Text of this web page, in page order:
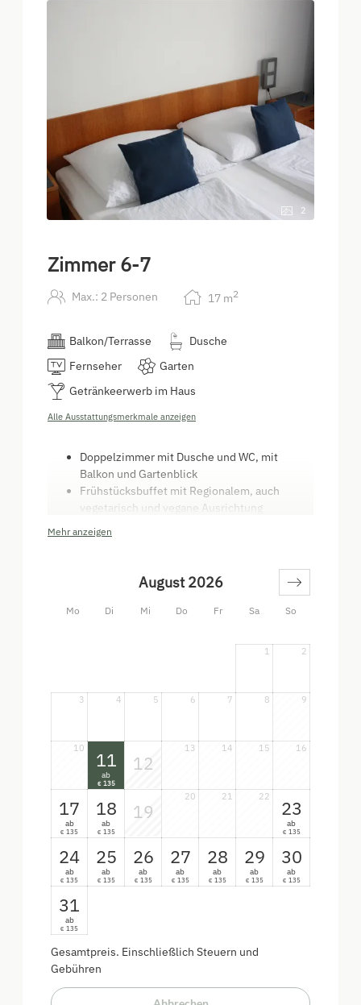
2
Zimmer 6-7
Max.: 2 Personen 17 m2
Balkon/Terrasse
Dusche
Fernseher
Garten
Getränkeerwerb im Haus
Alle Ausstattungsmerkmale anzeigen
Doppelzimmer mit Dusche und WC, mit
Balkon und Gartenblick
Frühstücksbuffet mit Regionalem, auch
vegetarisch und vegane Ausrichtung
Allgemeiner Gästekühlschrank
Scheune mit Unterstellmöglichkeit für
Burgenländischer Streckhof mit Innenhof und
Frühstücksterrasse
Fön, hypoallergenes Kopfkissen und diverse
Mehr anzeigen
Mo Di Mi Do Fr Sa So
August 2026
1 2
3 4 5 6 7 8 9
10
11
ab
€ 135
12
13 14 15 16
17
ab
€ 135
18
ab
€ 135
19
20 21 22
23
ab
€ 135
24
ab
€ 135
25
ab
€ 135
26
ab
€ 135
27
ab
€ 135
28
ab
€ 135
29
ab
€ 135
30
ab
€ 135
31
ab
€ 135
Gesamtpreis. Einschließlich Steuern und
Gebühren